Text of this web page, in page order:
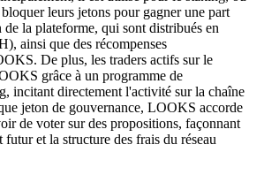
leurs jetons pour gagner une part
de la plateforme, qui sont distribués en
ainsi que des récompenses
De plus, les traders actifs sur le
grâce à un programme de
incitant directement l'activité sur la chaîne
jeton de gouvernance, LOOKS accorde
de voter sur des propositions, façonnant
et la structure des frais du réseau